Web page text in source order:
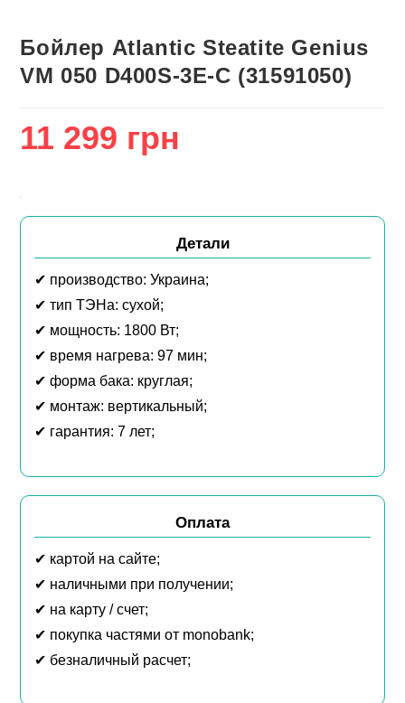
Бойлер Atlantic Steatite Genius
VM 050 D400S-3E-C (31591050)
11 299 грн
Детали
✔ производство: Украина;
✔ тип ТЭНа: сухой;
✔ мощность: 1800 Вт;
✔ время нагрева: 97 мин;
✔ форма бака: круглая;
✔ монтаж: вертикальный;
✔ гарантия: 7 лет;
Оплата
✔ картой на сайте;
✔ наличными при получении;
✔ на карту / счет;
✔ покупка частями от monobank;
✔ безналичный расчет;